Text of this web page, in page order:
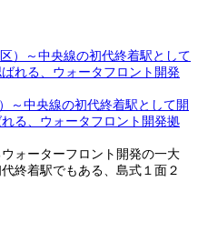
～中央線の初代終着駅として開
る、ウォータフロント開発拠
ォーターフロント開発の一大
終着駅でもある、島式１面２